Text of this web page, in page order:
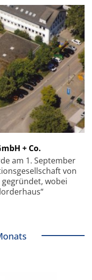
+ Co.
am 1. September
von
wobei